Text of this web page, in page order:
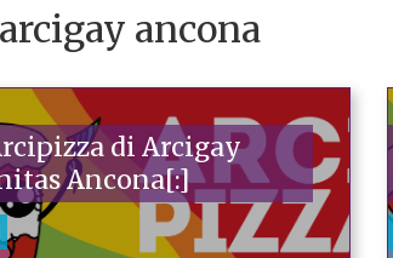
ancona
di Arcigay
Ancona[:]